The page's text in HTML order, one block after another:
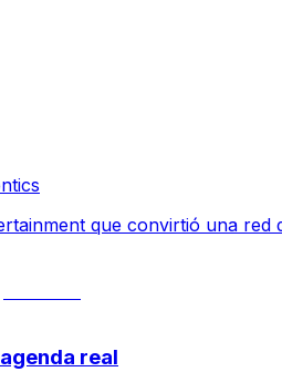
que convirtió una red
real